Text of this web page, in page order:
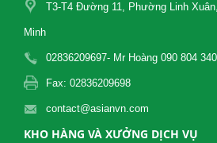
T3-T4 Đường 11, Phường Linh
Minh
02836209697- Mr Hoàng 090 804
Fax: 02836209698
contact@asianvn.com
KHO HÀNG VÀ XƯỞNG DỊCH VỤ